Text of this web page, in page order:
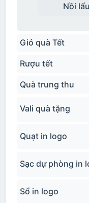
Nồi
Giỏ quà Tết
Rượu tết
Quà trung thu
Vali quà tặng
Quạt in logo
Sạc dự phòng in
Sổ in logo